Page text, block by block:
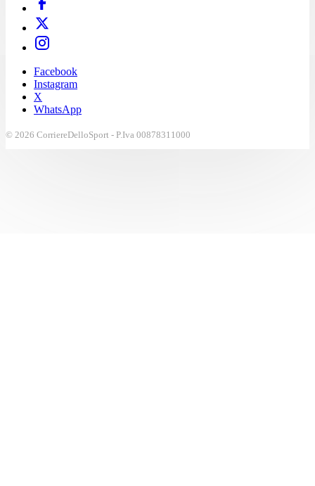
Facebook
Instagram
X
WhatsApp
© 2026 CorriereDelloSport - P.Iva 00878311000